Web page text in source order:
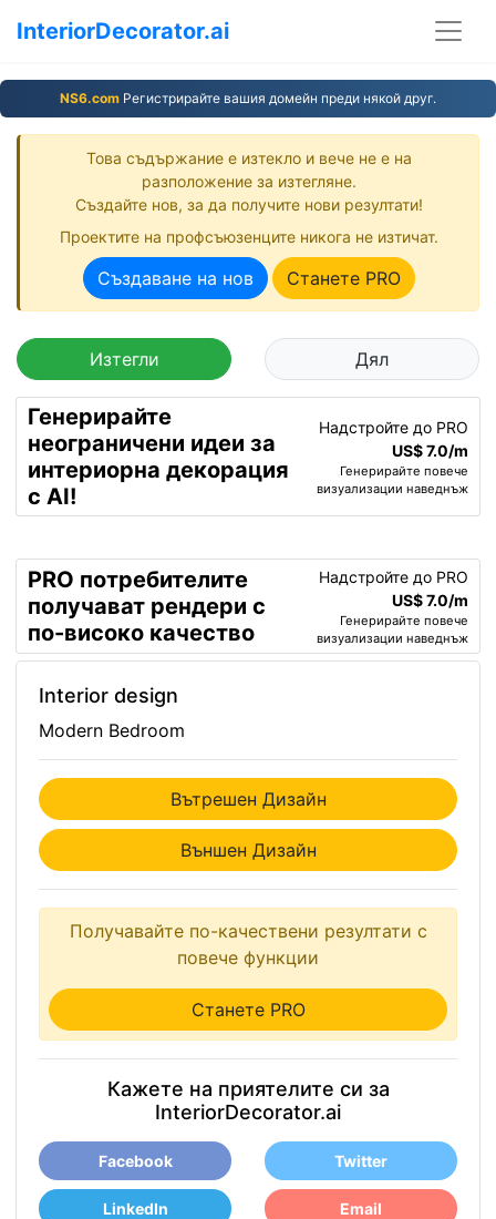
InteriorDecorator.ai
NS6.com Регистрирайте вашия домейн преди някой друг.
Това съдържание е изтекло и вече не е на
разположение за изтегляне.
Създайте нов, за да получите нови резултати!
Проектите на профсъюзенците никога не изтичат.
Създаване на нов Станете PRO
Изтегли Дял
Генерирайте
неограничени идеи за
интериорна декорация
с AI!
Надстройте до PRO
US$ 7.0/m
Генерирайте повече
визуализации наведнъж
PRO потребителите
получават рендери с
по-високо качество
Надстройте до PRO
US$ 7.0/m
Генерирайте повече
визуализации наведнъж
Interior design
Modern Bedroom
Вътрешен Дизайн
Външен Дизайн
Получавайте по-качествени резултати с
повече функции
Станете PRO
Кажете на приятелите си за
InteriorDecorator.ai
Facebook Twitter
LinkedIn Email